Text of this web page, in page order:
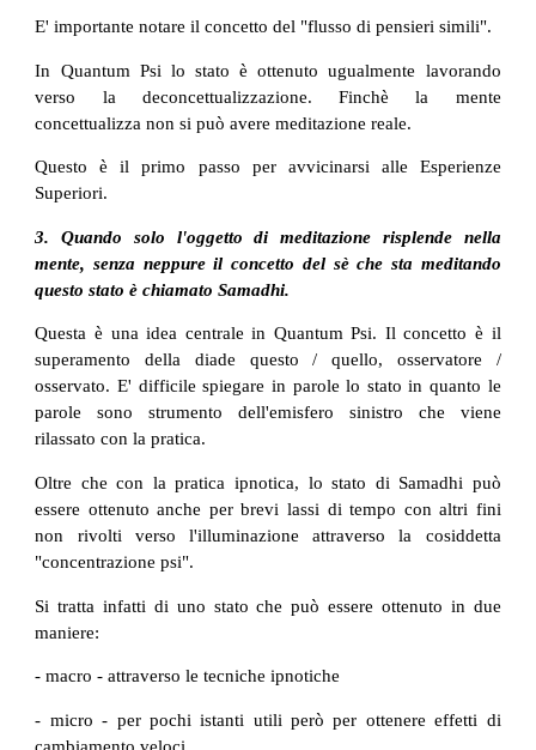
E' importante notare il concetto del "flusso di pensieri simili".
In Quantum Psi lo stato è ottenuto ugualmente lavorando
verso la deconcettualizzazione. Finchè la mente
concettualizza non si può avere meditazione reale.
Questo è il primo passo per avvicinarsi alle Esperienze
Superiori.
3. Quando solo l'oggetto di meditazione risplende nella
mente, senza neppure il concetto del sè che sta meditando
questo stato è chiamato Samadhi.
Questa è una idea centrale in Quantum Psi. Il concetto è il
superamento della diade questo / quello, osservatore /
osservato. E' difficile spiegare in parole lo stato in quanto le
parole sono strumento dell'emisfero sinistro che viene
rilassato con la pratica.
Oltre che con la pratica ipnotica, lo stato di Samadhi può
essere ottenuto anche per brevi lassi di tempo con altri fini
non rivolti verso l'illuminazione attraverso la cosiddetta
"concentrazione psi".
Si tratta infatti di uno stato che può essere ottenuto in due
maniere:
- macro - attraverso le tecniche ipnotiche
- micro - per pochi istanti utili però per ottenere effetti di
cambiamento veloci.